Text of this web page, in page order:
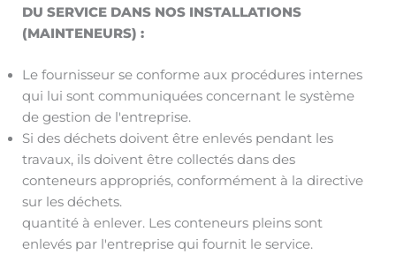
DU SERVICE DANS NOS INSTALLATIONS
(MAINTENEURS) :
Le fournisseur se conforme aux procédures internes
qui lui sont communiquées concernant le système
de gestion de l'entreprise.
Si des déchets doivent être enlevés pendant les
travaux, ils doivent être collectés dans des
conteneurs appropriés, conformément à la directive
sur les déchets.
quantité à enlever. Les conteneurs pleins sont
enlevés par l'entreprise qui fournit le service.